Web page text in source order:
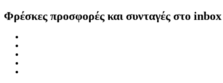
Φρέσκες προσφορές και συνταγές στο